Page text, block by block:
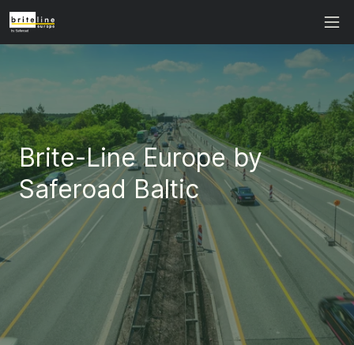
Brite-Line Europe by
Saferoad Baltic